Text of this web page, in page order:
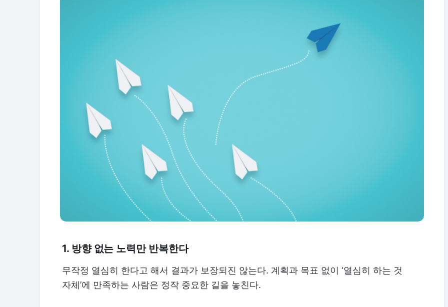
1. 방향 없는 노력만 반복한다
무작정 열심히 한다고 해서 결과가 보장되진 않는다. 계획과 목표 없이 ‘열심히 하는 것
자체’에 만족하는 사람은 정작 중요한 길을 놓친다.